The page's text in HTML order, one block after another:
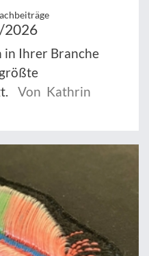
2026
in Ihrer Branche
Von Kathrin